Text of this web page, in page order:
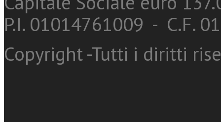
P.I. 01014761009 - C.F.
Copyright -Tutti i diritti